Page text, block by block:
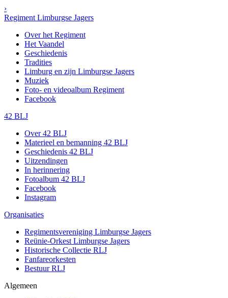
›
Regiment Limburgse Jagers
Over het Regiment
Het Vaandel
Geschiedenis
Tradities
Limburg en zijn Limburgse Jagers
Muziek
Foto- en videoalbum Regiment
Facebook
42 BLJ
Over 42 BLJ
Materieel en bemanning 42 BLJ
Geschiedenis 42 BLJ
Uitzendingen
In herinnering
Fotoalbum 42 BLJ
Facebook
Instagram
Organisaties
Regimentsvereniging Limburgse Jagers
Reünie-Orkest Limburgse Jagers
Historische Collectie RLJ
Fanfareorkesten
Bestuur RLJ
Algemeen